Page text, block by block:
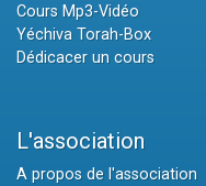
Cours Mp3-Vidéo
Yéchiva Torah-Box
Dédicacer un cours
L'association
A propos de l'association